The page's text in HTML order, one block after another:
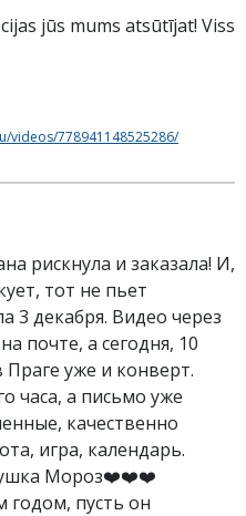
jūs mums atsūtījat! Viss
videos/778941148525286/
рискнула и заказала! И,
тот не пьет
3 декабря. Видео через
почте, а сегодня, 10
Праге уже и конверт.
часа, а письмо уже
качественно
игра, календарь.
Мороз❤️❤️❤️
пусть он